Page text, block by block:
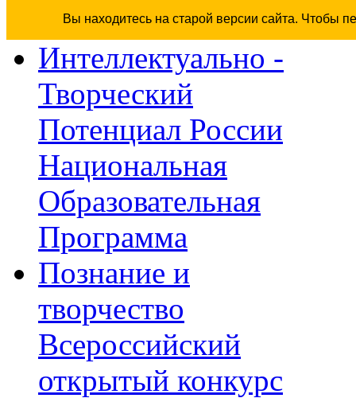
Вы находитесь на старой версии сайта. Чтобы
Интеллектуально -
Творческий
Потенциал России
Национальная
Образовательная
Программа
Познание и
творчество
Всероссийский
открытый конкурс